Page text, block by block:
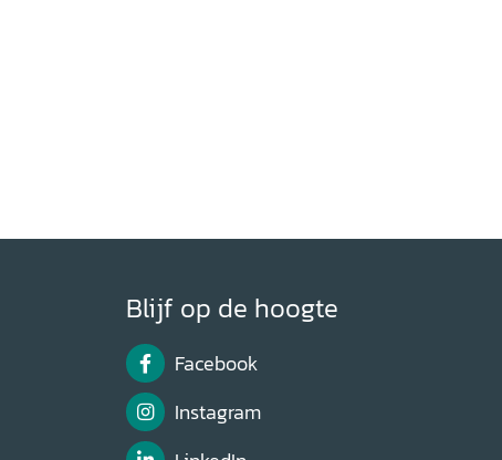
Blijf op de hoogte
Facebook
Instagram